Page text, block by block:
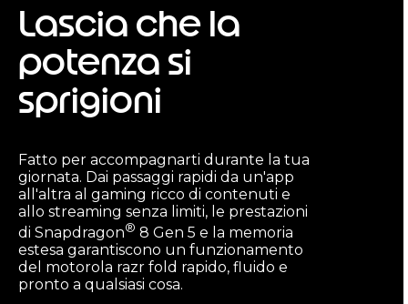
Lascia che la
potenza si
sprigioni
Fatto per accompagnarti durante la tua
giornata. Dai passaggi rapidi da un'app
all'altra al gaming ricco di contenuti e
allo streaming senza limiti, le prestazioni
di Snapdragon® 8 Gen 5 e la memoria
estesa garantiscono un funzionamento
del motorola razr fold rapido, fluido e
pronto a qualsiasi cosa.